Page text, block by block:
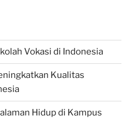
Vokasi di Indonesia
Kualitas
Hidup di Kampus